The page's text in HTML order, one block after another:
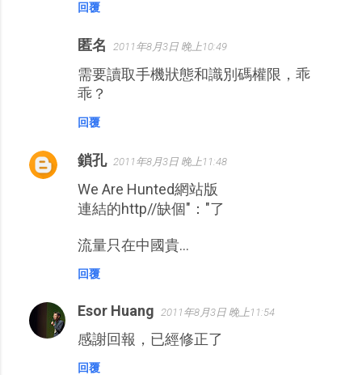
回覆
匿名 2011年8月3日 晚上10:49
需要讀取手機狀態和識別碼權限，乖
乖？
回覆
鎖孔 2011年8月3日 晚上11:48
We Are Hunted網站版
連結的http//缺個"："了
流量只在中國貴…
回覆
Esor Huang 2011年8月3日 晚上11:54
感謝回報，已經修正了
回覆